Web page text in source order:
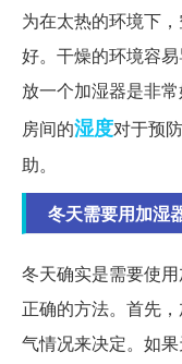
为在太热的环境下
好。干燥的环境容
放一个加湿器是非
房间的湿度对于预
助。
冬天需要用加湿
冬天确实是需要使
正确的方法。首先
气情况来决定。如